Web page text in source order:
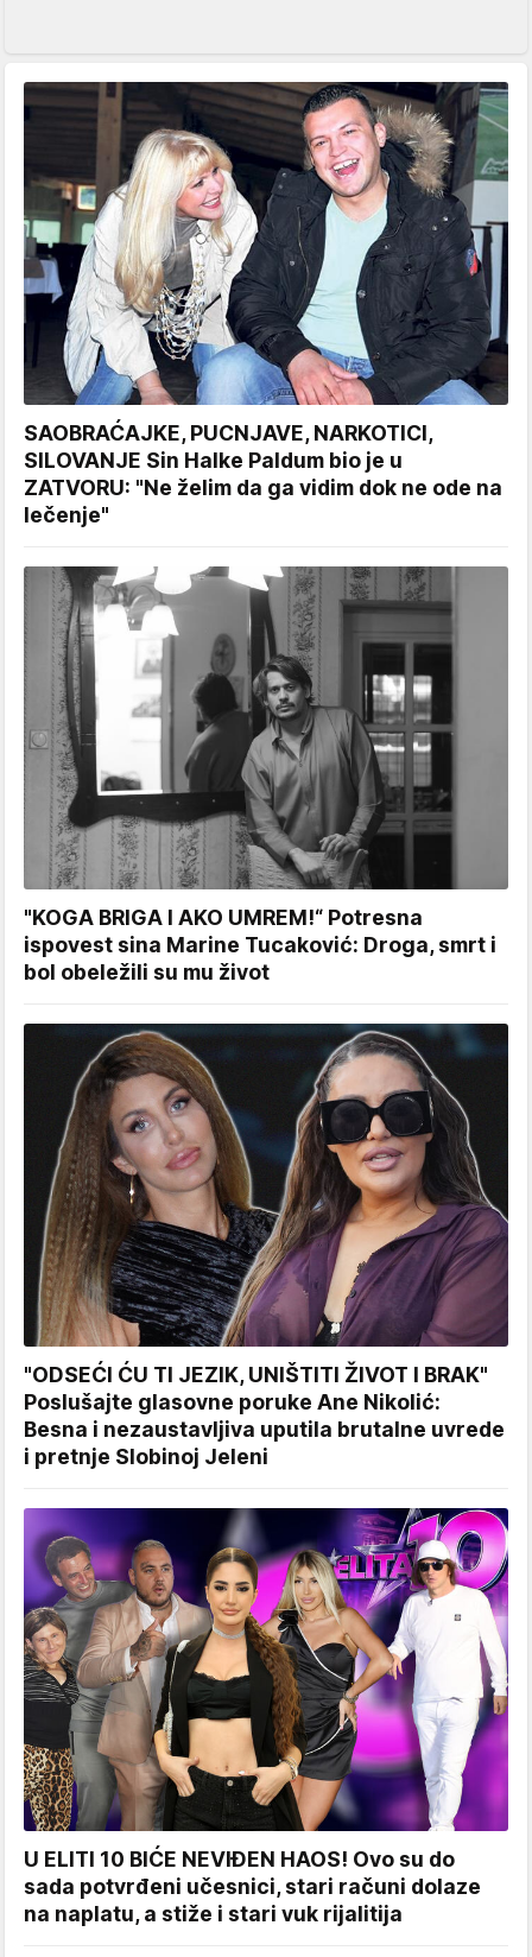
SAOBRAĆAJKE, PUCNJAVE, NARKOTICI,
SILOVANJE Sin Halke Paldum bio je u
ZATVORU: "Ne želim da ga vidim dok ne ode na
lečenje"
"KOGA BRIGA I AKO UMREM!“ Potresna
ispovest sina Marine Tucaković: Droga, smrt i
bol obeležili su mu život
"ODSEĆI ĆU TI JEZIK, UNIŠTITI ŽIVOT I BRAK"
Poslušajte glasovne poruke Ane Nikolić:
Besna i nezaustavljiva uputila brutalne uvrede
i pretnje Slobinoj Jeleni
U ELITI 10 BIĆE NEVIĐEN HAOS! Ovo su do
sada potvrđeni učesnici, stari računi dolaze
na naplatu, a stiže i stari vuk rijalitija